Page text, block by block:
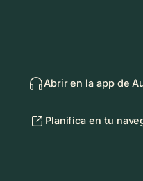
Abrir en la app de
Planifica en tu